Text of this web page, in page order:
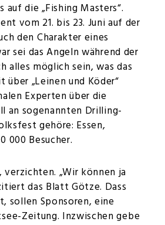
die „Fishing Masters“.
vom 21. bis 23. Juni auf der
den Charakter eines
sei das Angeln während der
alles möglich sein, was das
„Leinen und Köder“
Experten über die
an sogenannten Drilling-
gehöre: Essen,
000 Besucher.
„Wir können ja
das Blatt Götze. Dass
sollen Sponsoren, eine
Zeitung. Inzwischen gebe